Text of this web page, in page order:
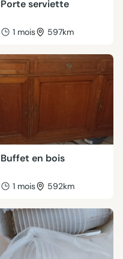
Porte serviette
1 mois 597km
Buffet en bois
1 mois 592km